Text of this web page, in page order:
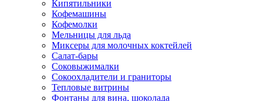
Кипятильники
Кофемашины
Кофемолки
Мельницы для льда
Миксеры для молочных коктейлей
Салат-бары
Соковыжималки
Сокоохладители и граниторы
Тепловые витрины
Фонтаны для вина, шоколада